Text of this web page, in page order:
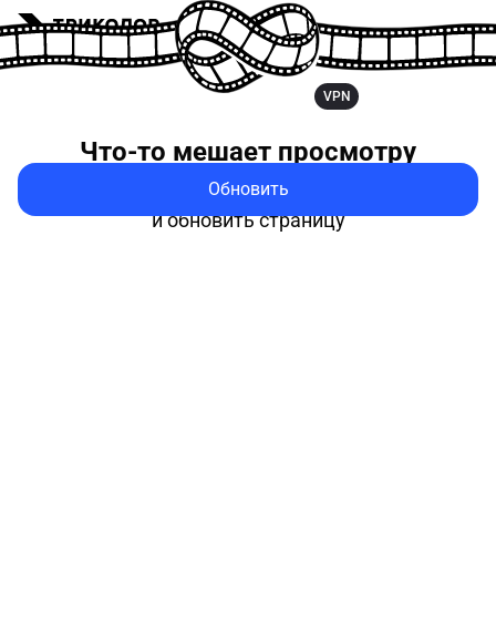
VPN
Что-то мешает просмотру
Попробуйте выключить VPN
и обновить страницу
Обновить